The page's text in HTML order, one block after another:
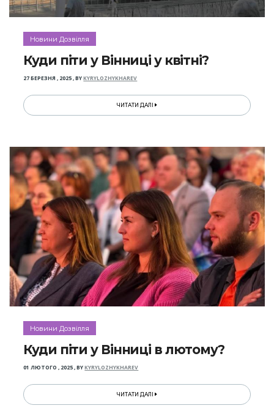
Новини Дозвілля
Куди піти у Вінниці у квітні?
27 БЕРЕЗНЯ , 2025,BYKYRYLOZHYKHAREV
ЧИТАТИ ДАЛІ
Новини Дозвілля
Куди піти у Вінниці в лютому?
01 ЛЮТОГО , 2025,BYKYRYLOZHYKHAREV
ЧИТАТИ ДАЛІ